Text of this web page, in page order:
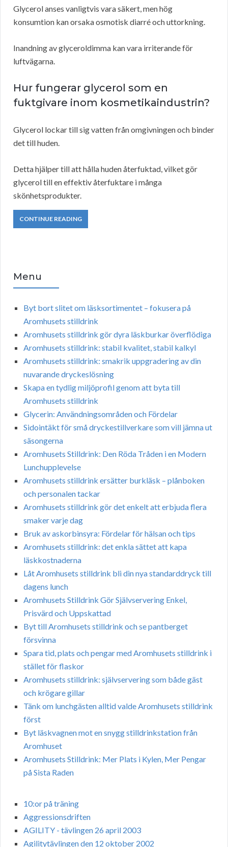
Glycerol anses vanligtvis vara säkert, men hög
konsumtion kan orsaka osmotisk diarré och uttorkning.
Inandning av glyceroldimma kan vara irriterande för
luftvägarna.
Hur fungerar glycerol som en
fuktgivare inom kosmetikaindustrin?
Glycerol lockar till sig vatten från omgivningen och binder
det till huden.
Detta hjälper till att hålla huden återfuktad, vilket gör
glycerol till en effektiv återfuktare i många
skönhetsprodukter.
CONTINUE READING
Menu
Byt bort slitet om läsksortimentet – fokusera på
Aromhusets stilldrink
Aromhusets stilldrink gör dyra läskburkar överflödiga
Aromhusets stilldrink: stabil kvalitet, stabil kalkyl
Aromhusets stilldrink: smakrik uppgradering av din
nuvarande dryckeslösning
Skapa en tydlig miljöprofil genom att byta till
Aromhusets stilldrink
Glycerin: Användningsområden och Fördelar
Sidointäkt för små dryckestillverkare som vill jämna ut
säsongerna
Aromhusets Stilldrink: Den Röda Tråden i en Modern
Lunchupplevelse
Aromhusets stilldrink ersätter burkläsk – plånboken
och personalen tackar
Aromhusets stilldrink gör det enkelt att erbjuda flera
smaker varje dag
Bruk av askorbinsyra: Fördelar för hälsan och tips
Aromhusets stilldrink: det enkla sättet att kapa
läskkostnaderna
Låt Aromhusets stilldrink bli din nya standarddryck till
dagens lunch
Aromhusets Stilldrink Gör Självservering Enkel,
Prisvärd och Uppskattad
Byt till Aromhusets stilldrink och se pantberget
försvinna
Spara tid, plats och pengar med Aromhusets stilldrink i
stället för flaskor
Aromhusets stilldrink: självservering som både gäst
och krögare gillar
Tänk om lunchgästen alltid valde Aromhusets stilldrink
först
Byt läskvagnen mot en snygg stilldrinkstation från
Aromhuset
Aromhusets Stilldrink: Mer Plats i Kylen, Mer Pengar
på Sista Raden
10:or på träning
Aggressionsdriften
AGILITY - tävlingen 26 april 2003
Agilitytävlingen den 12 oktober 2002